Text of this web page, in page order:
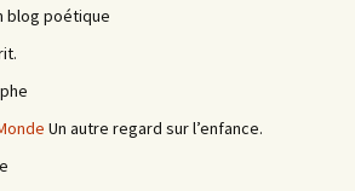
blog poétique
Un autre regard sur l’enfance.